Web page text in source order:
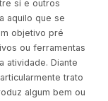
si e outros
aquilo que se
objetivo pré
ou ferramentas
atividade. Diante
trato
algum bem ou